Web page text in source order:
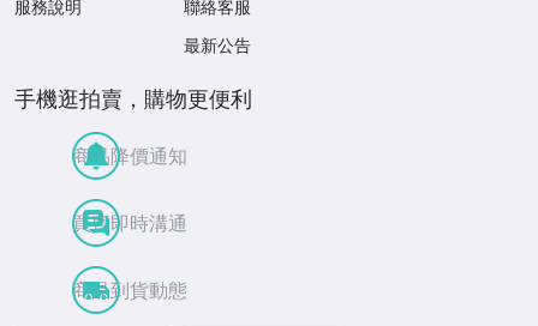
服務說明
聯絡客服
最新公告
手機逛拍賣，購物更便利
商品降價通知
買賣即時溝通
商品到貨動態